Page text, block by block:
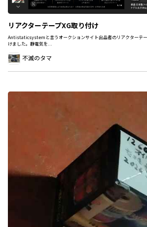
リアクターテープXG取り付け
Antistaticsystemと言うオークションサイト出品者のリアクターテ
けました。静電気を...
不滅のタマ